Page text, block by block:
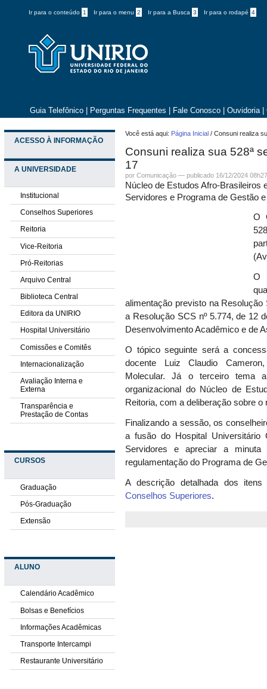
Ir para o conteúdo 1 Ir para o menu 2 Ir para a Busca 3 Ir para o rodapé 4
Guia Telefônico Perguntas Frequentes Fale Conosco Ouvidoria
ACESSO À INFORMAÇÃO
A UNIVERSIDADE
Institucional
Conselhos Superiores
Reitoria
Vice-Reitoria
Pró-Reitorias
Arquivo Central
Biblioteca Central
Editora da UNIRIO
Hospital Universitário
Comissões e Comitês
Internacionalização
Avaliação Interna e
Externa
Transparência e
Prestação de Contas
CURSOS
Graduação
Pós-Graduação
Extensão
ALUNO
Calendário Acadêmico
Bolsas e Benefícios
Informações Acadêmicas
Transporte Intercampi
Restaurante Universitário
Você está aqui: Página Inicial /Consuni realiza
Consuni realiza sua 528ª
17
porComunicação —publicado 16/12/2024
Núcleo de Estudos Afro-Brasileiros
Servidores e Programa de Gestão
O
O
alimentação previsto na Resolução
a Resolução SCS nº 5.774, de 12
Desenvolvimento Acadêmico e de
O tópico seguinte será a
docente Luiz Claudio
Molecular. Já o terceiro tema
organizacional do Núcleo de
Reitoria, com a deliberação sobre
Finalizando a sessão, os
a fusão do Hospital
Servidores e apreciar a
regulamentação do Programa de
A descrição detalhada dos
Conselhos Superiores.